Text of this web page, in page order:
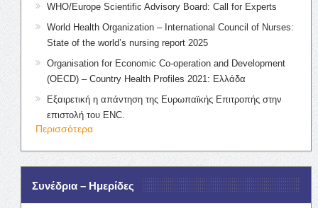
WHO/Europe Scientific Advisory Board: Call for Experts
World Health Organization – International Council of Nurses:
State of the world’s nursing report 2025
Organisation for Economic Co-operation and Development
(OECD) – Country Health Profiles 2021: Ελλάδα
Εξαιρετική η απάντηση της Ευρωπαϊκής Επιτροπής στην
επιστολή του ENC.
Περισσότερα
Συνέδρια – Ημερίδες